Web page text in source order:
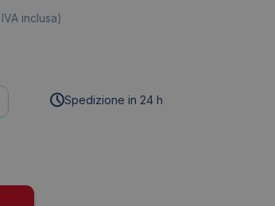
IVA inclusa)
Spedizione in 24 h